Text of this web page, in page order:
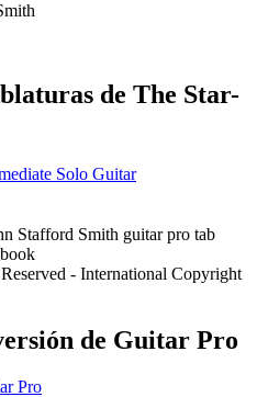
de The Star-
Solo Guitar
- International Copyright
de Guitar Pro
Pro